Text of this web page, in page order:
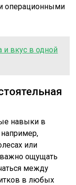
и операционными
и вкус в одной
навыки в
или
ощущать
между
в любых